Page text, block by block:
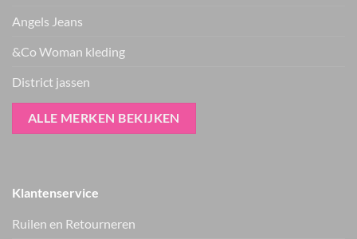
Angels Jeans
&Co Woman kleding
District jassen
ALLE MERKEN BEKIJKEN
Klantenservice
Ruilen en Retourneren